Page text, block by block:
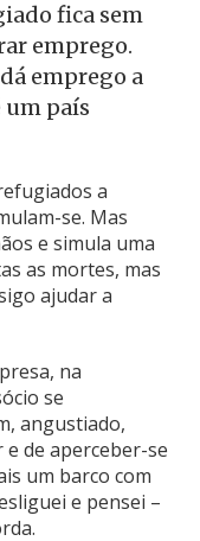
fica sem
emprego.
emprego a
um país
a
se. Mas
e simula uma
as mortes, mas
ajudar a
na
se
angustiado,
de aperceber-se
um barco com
e pensei –